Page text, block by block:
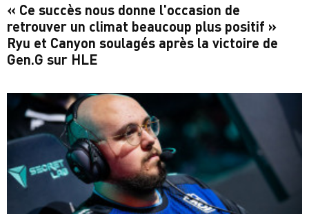
« Ce succès nous donne l'occasion de
retrouver un climat beaucoup plus positif »
Ryu et Canyon soulagés après la victoire de
Gen.G sur HLE